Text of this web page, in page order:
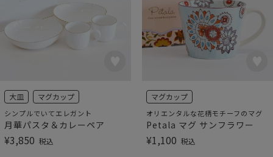
大皿 マグカップ
シンプルでいてエレガント
月華パスタ＆カレーペア
¥3,850 税込
マグカップ
オリエンタルな花柄モチーフのマグ
Petala マグ サンフラワー
¥1,100 税込